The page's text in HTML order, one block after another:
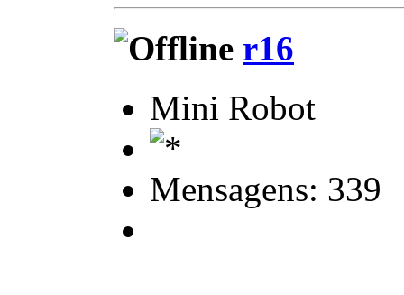
r16
Mini Robot
Mensagens: 339